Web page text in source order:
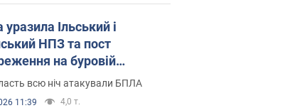
уразила Ільський і
НПЗ та пост
на буровій
"Сиваш": Генштаб
деталі. Фото і відео
всю ніч атакували БПЛА
11:39 4,0 т.